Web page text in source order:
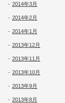
2014年3月
2014年2月
2014年1月
2013年12月
2013年11月
2013年10月
2013年9月
2013年8月